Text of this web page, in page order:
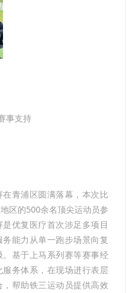
事支持
青浦区圆满落幕，本次比
区的500余名顶尖运动员参
优复医疗首次涉足多项目
能力从单一跑步场景向复
基于上马系列赛等赛事经
务体系，在现场进行表层
帮助铁三运动员提供高效